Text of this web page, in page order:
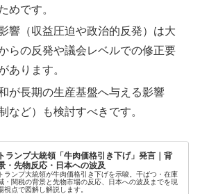
めです。
響（収益圧迫や政治的反発）は大
らの反発や議会レベルでの修正要
あります。
が長期の生産基盤へ与える影響
など）も検討すべきです。
トランプ大統領「牛肉価格引き下げ」発言｜背
・先物反応・日本への波及
トランプ大統領が牛肉価格引き下げを示唆。干ばつ・在庫
・関税の背景と先物市場の反応、日本への波及までを現
視点で図解し解説します。